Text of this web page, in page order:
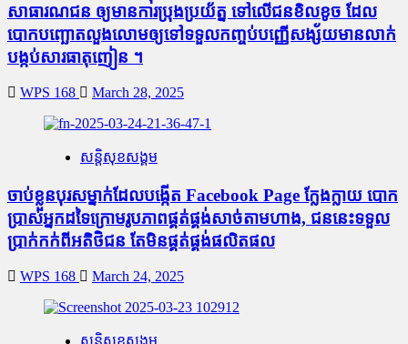
សាធារណជន ឲ្យមានការប្រុងប្រយ័ត្ន ទៅលើជនខិលខូច ដែល
បោកបញ្ឆោតលួងលោមឲ្យទៅទទួលកញ្ចប់បញ្ញើសង្ស័យមានលាក់
បង្កប់សារធាតុញៀន ។
WPS 168 March 28, 2025
សន្តិសុខសង្គម
ចាប់ខ្លួនបុរសម្នាក់ដែលបង្កើត Facebook Page ក្លែងក្លាយ បោក
ប្រាស់អ្នកដទៃក្រោមរូបភាពផ្គត់ផ្គង់សាច់តាមហាង, ជននេះទទួល
ប្រាក់កក់ពីអតិថិជន តែមិនផ្គត់ផ្គង់ផលិតផល
WPS 168 March 24, 2025
សន្តិសុខសង្គម